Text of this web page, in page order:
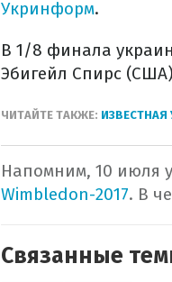
Укринформ.
В 1/8 финала
Эбигейл Спирс
ЧИТАЙТЕ ТАКЖЕ:
Напомним, 10 июля
Wimbledon-2017. В
Связанные